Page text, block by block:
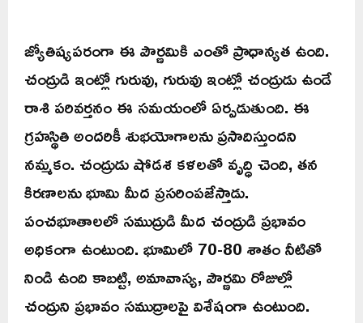
జ్యోతిష్యపరంగా ఈ పౌర్ణమికి ఎంతో ప్రాధాన్యత ఉంది.
చంద్రుడి ఇంట్లో గురువు, గురువు ఇంట్లో చంద్రుడు ఉండే
రాశి పరివర్తనం ఈ సమయంలో ఏర్పడుతుంది. ఈ
గ్రహస్థితి అందరికీ శుభయోగాలను ప్రసాదిస్తుందని
నమ్మకం. చంద్రుడు షోడశ కళలతో వృద్ధి చెంది, తన
కిరణాలను భూమి మీద ప్రసరింపజేస్తాడు.
పంచభూతాలలో సముద్రుడి మీద చంద్రుడి ప్రభావం
అధికంగా ఉంటుంది. భూమిలో 70-80 శాతం నీటితో
నిండి ఉంది కాబట్టి, అమావాస్య, పౌర్ణమి రోజుల్లో
చంద్రుని ప్రభావం సముద్రాలపై విశేషంగా ఉంటుంది.